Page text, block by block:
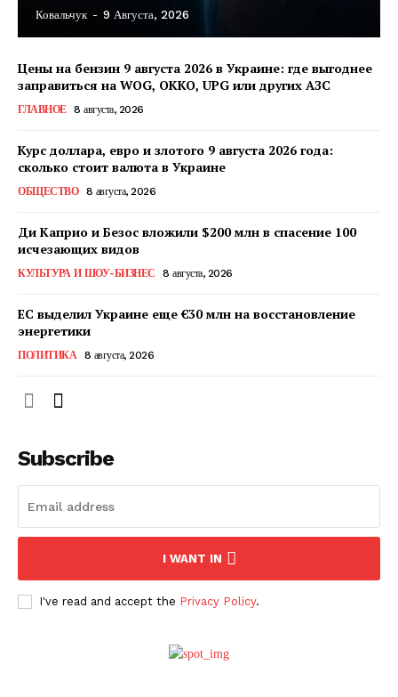
КавПолит
Ковальчук - 9 Августа, 2026
Цены на бензин 9 августа 2026 в Украине: где выгоднее
заправиться на WOG, OKKO, UPG или других АЗС
ГЛАВНОЕ 8 августа, 2026
Курс доллара, евро и злотого 9 августа 2026 года:
сколько стоит валюта в Украине
ОБЩЕСТВО 8 августа, 2026
Ди Каприо и Безос вложили $200 млн в спасение 100
исчезающих видов
КУЛЬТУРА И ШОУ-БИЗНЕС 8 августа, 2026
ЕС выделил Украине еще €30 млн на восстановление
энергетики
ПОЛИТИКА 8 августа, 2026
Subscribe
I WANT IN
I've read and accept the Privacy Policy.